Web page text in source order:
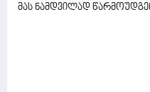
მას ნამდვილად